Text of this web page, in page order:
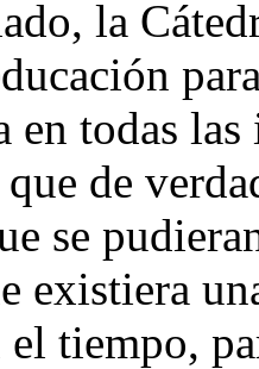
la
en todas
de
se
existiera
tiempo,